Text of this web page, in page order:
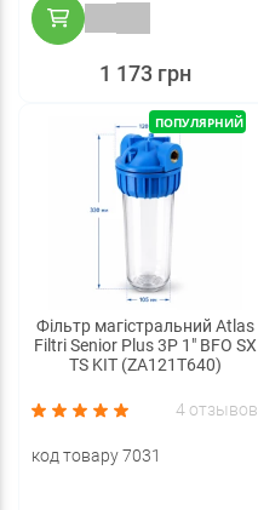
1 173 грн
ПОПУЛЯРНИЙ
Фільтр магістральний Atlas
Filtri Senior Plus 3P 1" BFO SX
TS KIT (ZA121T640)
4 отзывов
код товару 7031